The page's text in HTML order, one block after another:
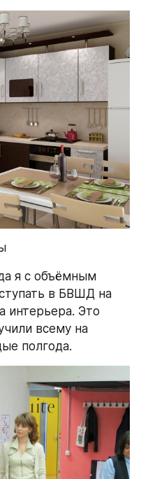
я с объёмным
в БВШД на
интерьера. Это
всему на
полгода.